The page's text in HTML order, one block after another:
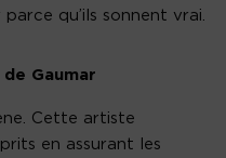
qu’ils sonnent vrai.
Gaumar
Cette artiste
en assurant les